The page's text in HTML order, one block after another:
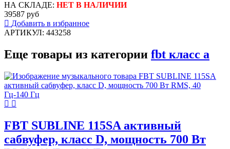
НА СКЛАДЕ: НЕТ В НАЛИЧИИ
39587 руб
Добавить в избранное
АРТИКУЛ: 443258
Еще товары из категории fbt класс а
FBT SUBLINE 115SA активный
сабвуфер, класс D, мощность 700 Вт